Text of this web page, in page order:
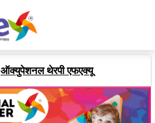
ऑक्युपेशनल थेरपी एफएक्यू